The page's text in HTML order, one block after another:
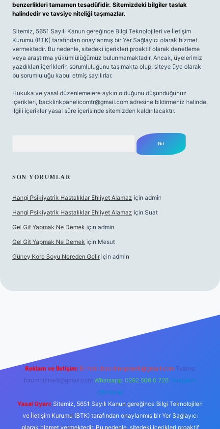
benzerlikleri tamamen tesadüfidir. Sitemizdeki bilgiler taslak
halindedir ve tavsiye niteliği taşımazlar.
Sitemiz, 5651 Sayılı Kanun gereğince Bilgi Teknolojileri ve İletişim
Kurumu (BTK) tarafından onaylanmış bir Yer Sağlayıcı olarak hizmet
vermektedir. Bu nedenle, sitedeki içerikleri proaktif olarak denetleme
veya araştırma yükümlülüğümüz bulunmamaktadır. Ancak, üyelerimiz
yazdıkları içeriklerin sorumluluğunu taşımakta olup, siteye üye olarak
bu sorumluluğu kabul etmiş sayılırlar.
Hukuka ve yasal düzenlemelere aykırı olduğunu düşündüğünüz
içerikleri, backlinkpanelicomtr@gmail.com adresine bildirmeniz halinde,
ilgili içerikler yasal süre içerisinde sitemizden kaldırılacaktır.
SON YORUMLAR
Hangi Psikiyatrik Hastalıklar Ehliyet Alamaz için admin
Hangi Psikiyatrik Hastalıklar Ehliyet Alamaz için Suat
Gel Git Yapmak Ne Demek için admin
Gel Git Yapmak Ne Demek için Mesut
Güney Kore Soyu Nereden Gelir için admin
Reklam ve İletişim: E-mail: backlinkpaneli@gmail.com Teams:
forumhizmeti@gmail.com Whatsapp: 0262 606 0 726 Telegram:
@karabul
Yasal Uyarı: Sitemiz, 5651 Sayılı Kanun gereğince Bilgi Teknolojileri
ve İletişim Kurumu (BTK) tarafından onaylanmış bir Yer Sağlayıcı
olarak hizmet vermektedir. Bu nedenle, sitedeki içerikleri proaktif